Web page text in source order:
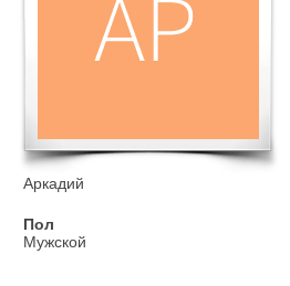
Аркадий
Пол
Мужской